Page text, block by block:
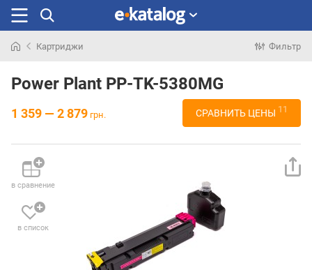
раньше
Картриджи Фильтр
Power Plant PP-TK-5380MG
1 359 — 2 879 грн. СРАВНИТЬ ЦЕНЫ 11
в сравнение
в список